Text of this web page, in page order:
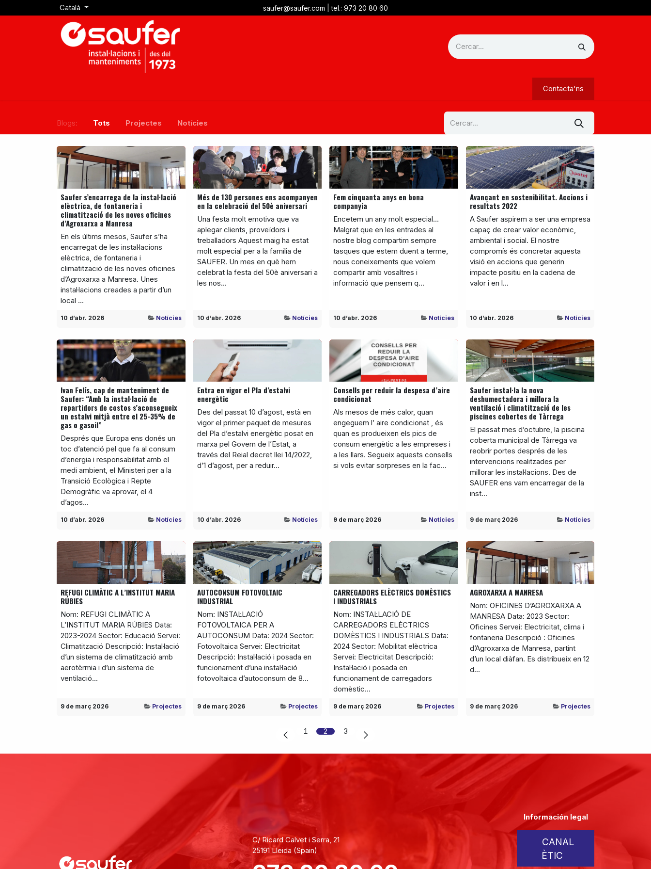
Skip to ContentCatalà saufer@saufer.com |tel.: 973 20 80 60
Contacta'ns
Blogs: Tots Projectes Notícies
Saufer s’encarrega de la instal·lació
elèctrica, de fontaneria i
climatització de les noves oficines
d’Agroxarxa a Manresa
En els últims mesos, Saufer s’ha
encarregat de les instal·lacions
elèctrica, de fontaneria i
climatització de les noves oficines
d’Agroxarxa a Manresa. Unes
instal·lacions creades a partir d’un
local ...
10 d’abr. 2026 Notícies
Més de 130 persones ens acompanyen
en la celebració del 50è aniversari
Una festa molt emotiva que va
aplegar clients, proveïdors i
treballadors Aquest maig ha estat
molt especial per a la família de
SAUFER. Un mes en què hem
celebrat la festa del 50è aniversari a
les nos...
10 d’abr. 2026 Notícies
Fem cinquanta anys en bona
companyia
Encetem un any molt especial…
Malgrat que en les entrades al
nostre blog compartim sempre
tasques que estem duent a terme,
nous coneixements que volem
compartir amb vosaltres i
informació que pensem q...
10 d’abr. 2026 Notícies
Avançant en sostenibilitat. Accions i
resultats 2022
A Saufer aspirem a ser una empresa
capaç de crear valor econòmic,
ambiental i social. El nostre
compromís és concretar aquesta
visió en accions que generin
impacte positiu en la cadena de
valor i en l...
10 d’abr. 2026 Notícies
Ivan Felís, cap de manteniment de
Saufer: “Amb la instal·lació de
repartidors de costos s’aconsegueix
un estalvi mitjà entre el 25-35% de
gas o gasoil”
Després que Europa ens donés un
toc d’atenció pel que fa al consum
d’energia i responsabilitat amb el
medi ambient, el Ministeri per a la
Transició Ecològica i Repte
Demogràfic va aprovar, el 4
d’agos...
10 d’abr. 2026 Notícies
Entra en vigor el Pla d’estalvi
energètic
Des del passat 10 d’agost, està en
vigor el primer paquet de mesures
del Pla d’estalvi energètic posat en
marxa pel Govern de l’Estat, a
través del Reial decret llei 14/2022,
d’1 d’agost, per a reduir...
10 d’abr. 2026 Notícies
Consells per reduir la despesa d’aire
condicionat
Als mesos de més calor, quan
engeguem l’ aire condicionat , és
quan es produeixen els pics de
consum energètic a les empreses i
a les llars. Segueix aquests consells
si vols evitar sorpreses en la fac...
9 de març 2026 Notícies
Saufer instal·la la nova
deshumectadora i millora la
ventilació i climatització de les
piscines cobertes de Tàrrega
El passat mes d’octubre, la piscina
coberta municipal de Tàrrega va
reobrir portes després de les
intervencions realitzades per
millorar les instal·lacions. Des de
SAUFER ens vam encarregar de la
inst...
9 de març 2026 Notícies
REFUGI CLIMÀTIC A L’INSTITUT MARIA
RÚBIES
Nom: REFUGI CLIMÀTIC A
L’INSTITUT MARIA RÚBIES Data:
2023-2024 Sector: Educació Servei:
Climatització Descripció: Instal·lació
d’un sistema de climatització amb
aerotèrmia i d’un sistema de
ventilació...
9 de març 2026 Projectes
AUTOCONSUM FOTOVOLTAIC
INDUSTRIAL
Nom: INSTAL·LACIÓ
FOTOVOLTAICA PER A
AUTOCONSUM Data: 2024 Sector:
Fotovoltaica Servei: Electricitat
Descripció: Instal·lació i posada en
funcionament d’una instal·lació
fotovoltaica d’autoconsum de 8...
9 de març 2026 Projectes
CARREGADORS ELÈCTRICS DOMÈSTICS
I INDUSTRIALS
Nom: INSTAL·LACIÓ DE
CARREGADORS ELÈCTRICS
DOMÈSTICS I INDUSTRIALS Data:
2024 Sector: Mobilitat elèctrica
Servei: Electricitat Descripció:
Instal·lació i posada en
funcionament de carregadors
domèstic...
9 de març 2026 Projectes
AGROXARXA A MANRESA
Nom: OFICINES D’AGROXARXA A
MANRESA Data: 2023 Sector:
Oficines Servei: Electricitat, clima i
fontaneria Descripció : Oficines
d’Agroxarxa de Manresa, partint
d’un local diàfan. Es distribueix en 12
d...
9 de març 2026 Projectes
1 2 3
C/ Ricard Calvet i Serra, 21
25191 Lleida (Spain)
Información legal
CANAL
ÈTIC